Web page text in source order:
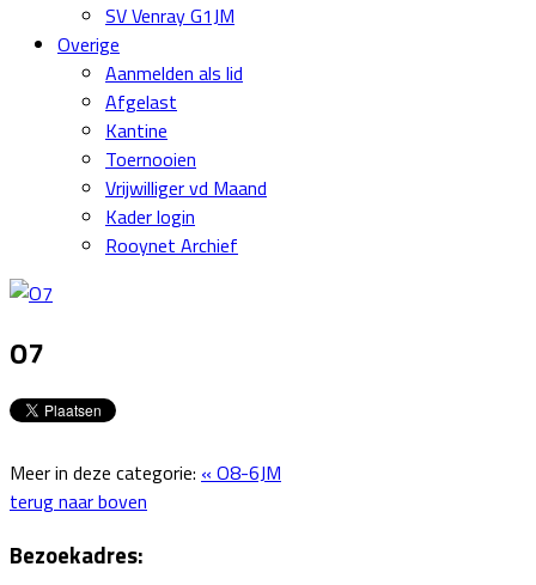
SV Venray G1JM
Overige
Aanmelden als lid
Afgelast
Kantine
Toernooien
Vrijwilliger vd Maand
Kader login
Rooynet Archief
O7
Meer in deze categorie: « O8-6JM
terug naar boven
Bezoekadres: